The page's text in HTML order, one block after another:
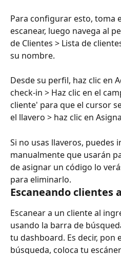
Para configurar esto, toma
escanear, luego navega al
de Clientes > Lista de
su nombre.
Desde su perfil, haz clic en
check-in > Haz clic en el
cliente' para que el cursor
el llavero > haz clic en
Si no usas llaveros, puedes
manualmente que usarán
de asignar un código lo
para eliminarlo.
Escaneando clientes
Escanear a un cliente al
usando la barra de
tu dashboard. Es decir, pon
búsqueda, coloca tu